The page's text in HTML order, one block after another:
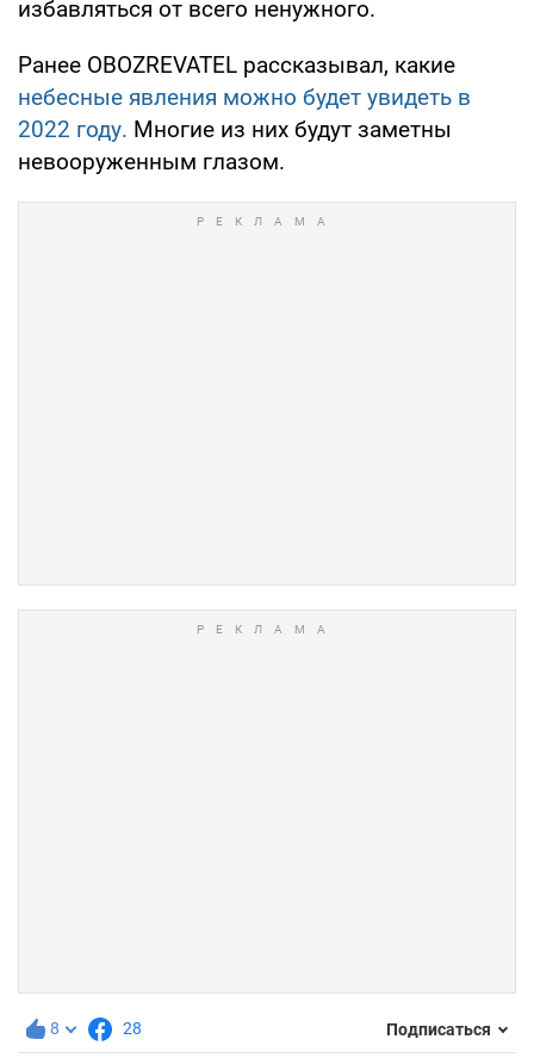
избавляться от всего ненужного.
Ранее OBOZREVATEL рассказывал, какие
небесные явления можно будет увидеть в
2022 году. Многие из них будут заметны
невооруженным глазом.
8 28 Подписаться